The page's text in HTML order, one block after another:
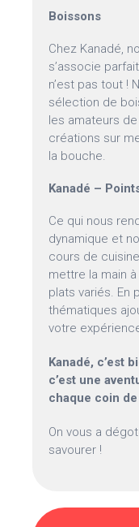
Boissons
Chez Kanadé,
s’associe
n’est pas tout !
sélection de
les amateurs
créations sur
la bouche.
Kanadé –
Ce qui nous
dynamique et
cours de
mettre la main
plats variés. En
thématiques
votre
Kanadé, c’est
c’est une
chaque coin
On vous a
savourer !